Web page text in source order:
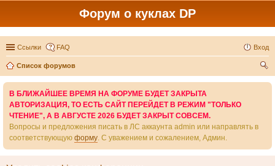
Форум о куклах DP
Ссылки FAQ Вход
Список форумов
В БЛИЖАЙШЕЕ ВРЕМЯ НА ФОРУМЕ БУДЕТ ЗАКРЫТА
АВТОРИЗАЦИЯ, ТО ЕСТЬ САЙТ ПЕРЕЙДЕТ В РЕЖИМ "ТОЛЬКО
ЧТЕНИЕ", А В АВГУСТЕ 2026 БУДЕТ ЗАКРЫТ СОВСЕМ.
Вопросы и предложения писать в ЛС аккаунта admin или направлять в
соответствующую форму. С уважением и сожалением, Админ.